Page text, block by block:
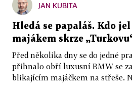
JAN KUBITA
Hledá se papaláš. Kdo
majákem skrze
Před několika dny se do jedné
přihnalo obří luxusní BMW se
blikajícím majáčkem na střeše.